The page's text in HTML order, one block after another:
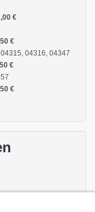
€
€
04316, 04347
€
€